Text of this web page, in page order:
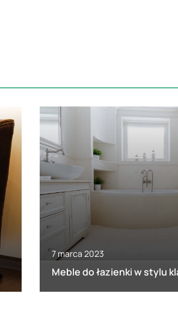
7 marca 2023
Meble do łazienki w stylu